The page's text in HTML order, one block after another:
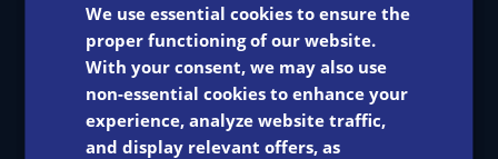
EdmoLift Danmark
Niels Jernes Vej 10
DK-9220 Aalborg Ø
Danmark
ENGLISH
SWEDISH
DANISH
DUTCH
We use essential cookies to ensure the
proper functioning of our website.
With your consent, we may also use
non-essential cookies to enhance your
experience, analyze website traffic,
and display relevant offers, as